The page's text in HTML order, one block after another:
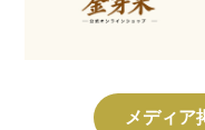
メディア